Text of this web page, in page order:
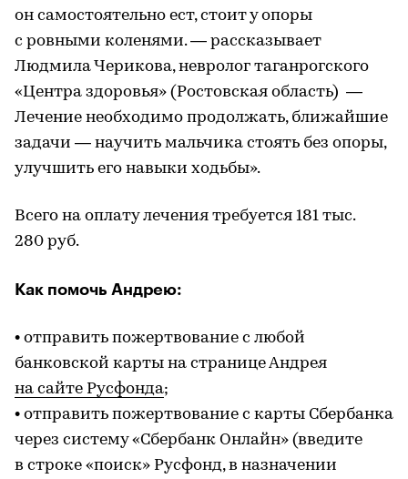
он самостоятельно ест, стоит у опоры
с ровными коленями. — рассказывает
Людмила Черикова, невролог таганрогского
«Центра здоровья» (Ростовская область) —
Лечение необходимо продолжать, ближайшие
задачи — научить мальчика стоять без опоры,
улучшить его навыки ходьбы».
Всего на оплату лечения требуется 181 тыс.
280 руб.
Как помочь Андрею:
• отправить пожертвование с любой
банковской карты на странице Андрея
на сайте Русфонда;
• отправить пожертвование с карты Сбербанка
через систему «Сбербанк Онлайн» (введите
в строке «поиск» Русфонд, в назначении